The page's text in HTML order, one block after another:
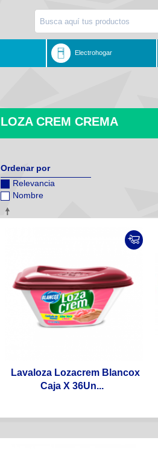
Electrohogar
LOZA CREM CREMA
Ordenar por
Relevancia
Nombre
Lavaloza Lozacrem Blancox
Caja X 36Un...